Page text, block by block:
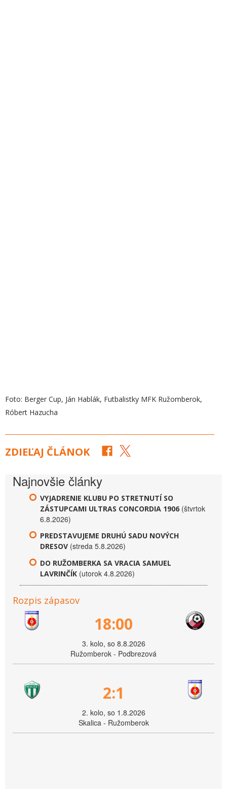
Foto: Berger Cup, Ján Hablák, Futbalistky MFK Ružomberok,
Róbert Hazucha
ZDIEĽAJ ČLÁNOK
Najnovšie články
VYJADRENIE KLUBU PO STRETNUTÍ SO
ZÁSTUPCAMI ULTRAS CONCORDIA 1906 (štvrtok
6.8.2026)
PREDSTAVUJEME DRUHÚ SADU NOVÝCH
DRESOV (streda 5.8.2026)
DO RUŽOMBERKA SA VRACIA SAMUEL
LAVRINČÍK (utorok 4.8.2026)
Rozpis zápasov
18:00
3. kolo, so 8.8.2026
Ružomberok - Podbrezová
2:1
2. kolo, so 1.8.2026
Skalica - Ružomberok